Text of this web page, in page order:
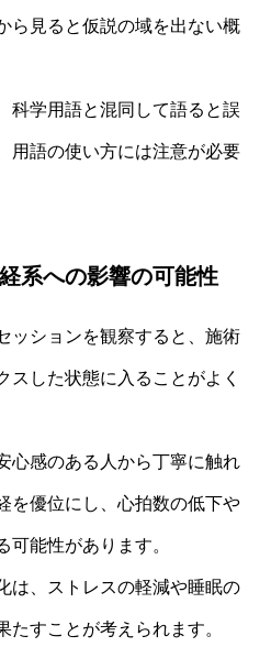
ら見ると仮説の域を出ない概
科学用語と混同して語ると誤
用語の使い方には注意が必要
系への影響の可能性
ッションを観察すると、施術
スした状態に入ることがよく
心感のある人から丁寧に触れ
を優位にし、心拍数の低下や
可能性があります。
は、ストレスの軽減や睡眠の
たすことが考えられます。